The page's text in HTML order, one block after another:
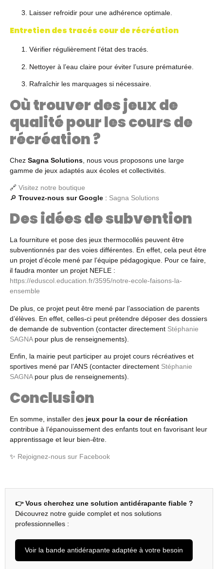
Laisser refroidir pour une adhérence optimale.
Entretien des tracés cour de récréation
Vérifier régulièrement l’état des tracés.
Nettoyer à l’eau claire pour éviter l’usure prématurée.
Rafraîchir les marquages si nécessaire.
Où trouver des jeux de
qualité pour les cours de
récréation ?
Chez Sagna Solutions , nous vous proposons une large
gamme de jeux adaptés aux écoles et collectivités.
🔗 Visitez notre boutique
🔎 Trouvez-nous sur Google : Sagna Solutions
Des idées de subvention
La fourniture et pose des jeux thermocollés peuvent être
subventionnés par des voies différentes. En effet, cela peut être
un projet d’école mené par l’équipe pédagogique. Pour ce faire,
il faudra monter un projet NEFLE :
https://eduscol.education.fr/3595/notre-ecole-faisons-la-
ensemble
De plus, ce projet peut être mené par l’association de parents
d’élèves. En effet, celles-ci peut prétendre déposer des dossiers
de demande de subvention (contacter directement Stéphanie
SAGNApour plus de renseignements).
Enfin, la mairie peut participer au projet cours récréatives et
sportives mené par l’ANS (contacter directement Stéphanie
SAGNApour plus de renseignements).
Conclusion
En somme, installer des jeux pour la cour de récréation
contribue à l’épanouissement des enfants tout en favorisant leur
apprentissage et leur bien-être.
✨ Rejoignez-nous sur Facebook
👉 Vous cherchez une solution antidérapante fiable ?
Découvrez notre guide complet et nos solutions
professionnelles :
Voir la bande antidérapante adaptée à votre besoin